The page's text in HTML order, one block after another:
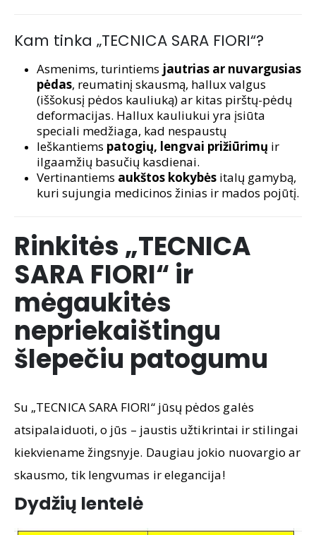
Kam tinka „TECNICA SARA FIORI“?
Asmenims, turintiems jautrias ar nuvargusias
pėdas, reumatinį skausmą, hallux valgus
(iššokusį pėdos kauliuką) ar kitas pirštų-pėdų
deformacijas. Hallux kauliukui yra įsiūta
speciali medžiaga, kad nespaustų
Ieškantiems patogių, lengvai prižiūrimų ir
ilgaamžių basučių kasdienai.
Vertinantiems aukštos kokybės italų gamybą,
kuri sujungia medicinos žinias ir mados pojūtį.
Rinkitės „TECNICA
SARA FIORI“ ir
mėgaukitės
nepriekaištingu
šlepečiu patogumu
Su „TECNICA SARA FIORI“ jūsų pėdos galės
atsipalaiduoti, o jūs – jaustis užtikrintai ir stilingai
kiekviename žingsnyje. Daugiau jokio nuovargio ar
skausmo, tik lengvumas ir elegancija!
Dydžių lentelė